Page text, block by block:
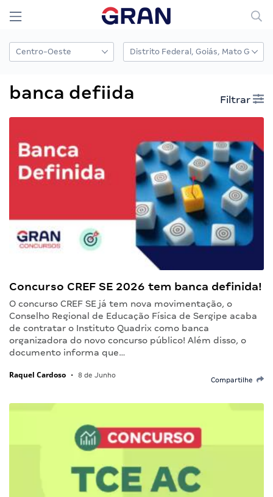
banca defiida Filtrar
Concurso CREF SE 2026 tem banca definida!
O concurso CREF SE já tem nova movimentação, o
Conselho Regional de Educação Física de Sergipe acaba
de contratar o Instituto Quadrix como banca
organizadora do novo concurso público! Além disso, o
documento informa que…
Raquel Cardoso • 8 de Junho
Compartilhe